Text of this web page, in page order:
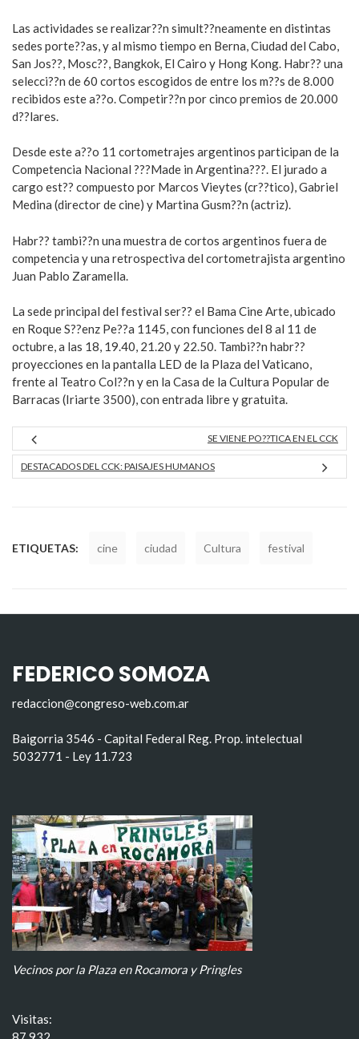
Las actividades se realizar??n simult??neamente en distintas
sedes porte??as, y al mismo tiempo en Berna, Ciudad del Cabo,
San Jos??, Mosc??, Bangkok, El Cairo y Hong Kong. Habr?? una
selecci??n de 60 cortos escogidos de entre los m??s de 8.000
recibidos este a??o. Competir??n por cinco premios de 20.000
d??lares.
Desde este a??o 11 cortometrajes argentinos participan de la
Competencia Nacional ???Made in Argentina???. El jurado a
cargo est?? compuesto por Marcos Vieytes (cr??tico), Gabriel
Medina (director de cine) y Martina Gusm??n (actriz).
Habr?? tambi??n una muestra de cortos argentinos fuera de
competencia y una retrospectiva del cortometrajista argentino
Juan Pablo Zaramella.
La sede principal del festival ser?? el Bama Cine Arte, ubicado
en Roque S??enz Pe??a 1145, con funciones del 8 al 11 de
octubre, a las 18, 19.40, 21.20 y 22.50. Tambi??n habr??
proyecciones en la pantalla LED de la Plaza del Vaticano,
frente al Teatro Col??n y en la Casa de la Cultura Popular de
Barracas (Iriarte 3500), con entrada libre y gratuita.
SE VIENE PO??TICA EN EL CCK
DESTACADOS DEL CCK: PAISAJES HUMANOS
ETIQUETAS: cine ciudad Cultura festival
FEDERICO SOMOZA
redaccion@congreso-web.com.ar
Baigorria 3546 - Capital Federal Reg. Prop. intelectual
5032771 - Ley 11.723
Vecinos por la Plaza en Rocamora y Pringles
Visitas: